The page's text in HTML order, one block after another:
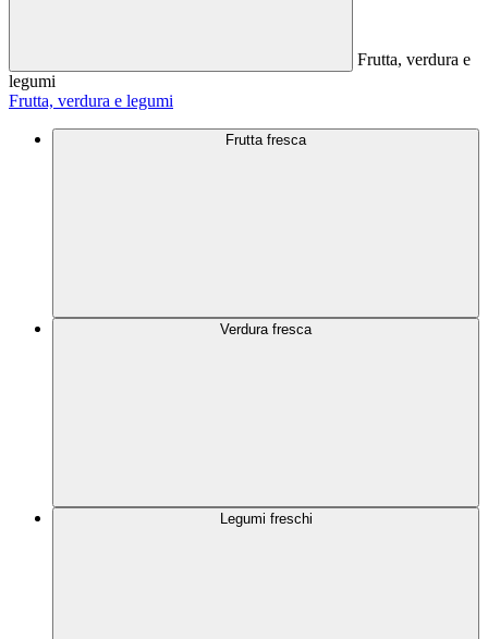
Frutta, verdura e
legumi
Frutta, verdura e legumi
Frutta fresca
Verdura fresca
Legumi freschi